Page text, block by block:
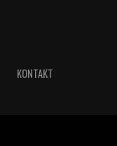
KONTAKT